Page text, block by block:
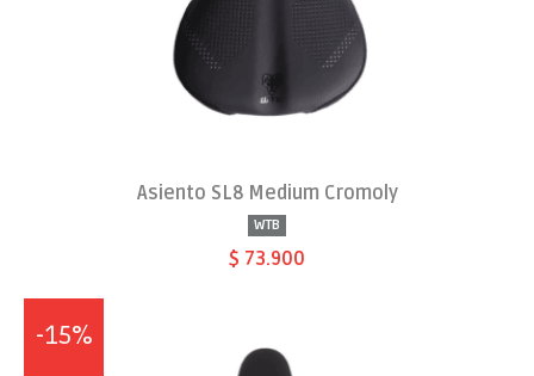
Asiento SL8 Medium Cromoly
WTB
$ 73.900
-15%